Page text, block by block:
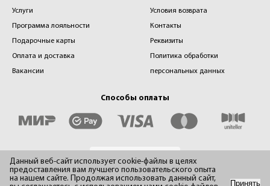
Услуги
Программа лояльности
Подарочные карты
Оплата и доставка
Вакансии
Условия возврата
Контакты
Реквизиты
Политика обработки
персональных данных
Способы оплаты
Данный веб-сайт использует cookie-файлы в целях
предоставления вам лучшего пользовательского опыта
на нашем сайте. Продолжая использовать данный сайт,
Принять